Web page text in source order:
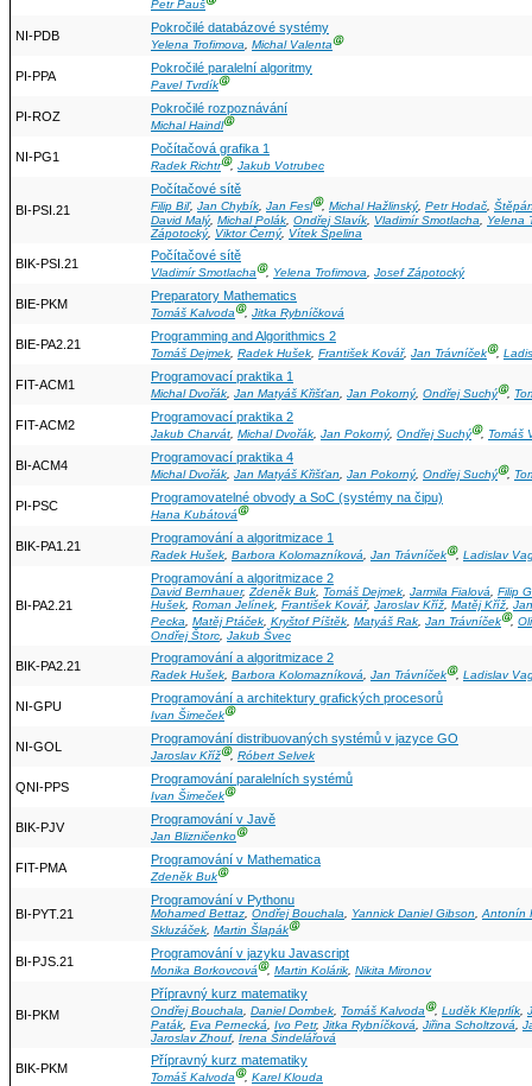
Petr Pauš
NI-PDB
Pokročilé databázové systémy
Yelena Trofimova, Michal ValentaⒼ
PI-PPA
Pokročilé paralelní algoritmy
Pavel TvrdíkⒼ
PI-ROZ
Pokročilé rozpoznávání
Michal HaindlⒼ
NI-PG1
Počítačová grafika 1
Radek RichtrⒼ, Jakub Votrubec
BI-PSI.21
Počítačové sítě
Filip Biľ, Jan Chybík, Jan FeslⒼ, Michal Hažlinský, Petr Hodač,
David Malý, Michal Polák Ondřej Slavík Vladimír Smotlacha
Yelena
Zápotocký, Viktor Černý, Vítek Špelina
BIK-PSI.21
Počítačové sítě
Vladimír SmotlachaⒼ, Yelena Trofimova, Josef Zápotocký
BIE-PKM
Preparatory Mathematics
Tomáš KalvodaⒼ, Jitka Rybníčková
BIE-PA2.21
Programming and Algorithmics 2
Tomáš Dejmek, Radek Hušek, František Kovář, Jan TrávníčekⒼ,
FIT-ACM1
Programovací praktika 1
Michal Dvořák, Jan Matyáš Křišťan, Jan Pokorný, Ondřej SuchýⒼ,
FIT-ACM2
Programovací praktika 2
Jakub Charvát, Michal Dvořák, Jan Pokorný, Ondřej SuchýⒼ, Tomáš
BI-ACM4
Programovací praktika 4
Michal Dvořák, Jan Matyáš Křišťan, Jan Pokorný, Ondřej SuchýⒼ,
PI-PSC
Programovatelné obvody a SoC (systémy na čipu)
Hana KubátováⒼ
BIK-PA1.21
Programování a algoritmizace 1
Radek Hušek, Barbora Kolomazníková, Jan TrávníčekⒼ, Ladislav
BI-PA2.21
Programování a algoritmizace 2
David Bernhauer,Zdeněk Buk, Tomáš Dejmek, Jarmila Fialová, Filip
Hušek, Roman Jelínek, František Kovář, Jaroslav Kříž, Matěj Kříž,
Pecka, Matěj Ptáček, Kryštof Píštěk, Matyáš Rak, Jan TrávníčekⒼ,
Ondřej Štorc Jakub Švec
BIK-PA2.21
Programování a algoritmizace 2
Radek Hušek, Barbora Kolomazníková, Jan TrávníčekⒼ, Ladislav
NI-GPU
Programování a architektury grafických procesorů
Ivan ŠimečekⒼ
NI-GOL
Programování distribuovaných systémů v jazyce GO
Jaroslav KřížⒼ, Róbert Selvek
QNI-PPS
Programování paralelních systémů
Ivan ŠimečekⒼ
BIK-PJV
Programování v Javě
Jan BlizničenkoⒼ
FIT-PMA
Programování v Mathematica
Zdeněk BukⒼ
BI-PYT.21
Programování v Pythonu
Mohamed Bettaz, Ondřej Bouchala, Yannick Daniel Gibson,Antonín
Skluzáček, Martin ŠlapákⒼ
BI-PJS.21
Programování v jazyku Javascript
Monika BorkovcováⒼ, Martin Kolárik, Nikita Mironov
BI-PKM
Přípravný kurz matematiky
Ondřej Bouchala, Daniel Dombek, Tomáš KalvodaⒼ, Luděk Kleprlík,
Paták Eva Pernecká Ivo Petr, Jitka Rybníčková Jiřina Scholtzová
Jaroslav Zhouf, Irena Šindelářová
BIK-PKM
Přípravný kurz matematiky
Tomáš KalvodaⒼ, Karel Klouda